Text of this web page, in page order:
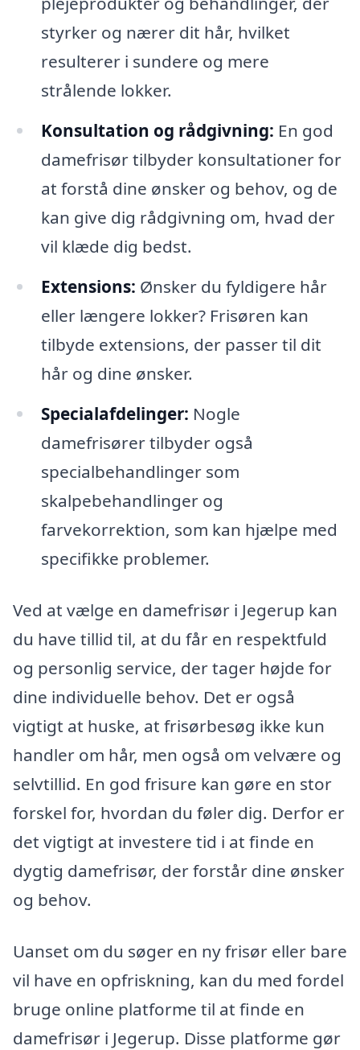
styrker og nærer dit hår, hvilket
resulterer i sundere og mere
strålende lokker.
Konsultation og rådgivning: En god
damefrisør tilbyder konsultationer for
at forstå dine ønsker og behov, og de
kan give dig rådgivning om, hvad der
vil klæde dig bedst.
Extensions: Ønsker du fyldigere hår
eller længere lokker? Frisøren kan
tilbyde extensions, der passer til dit
hår og dine ønsker.
Specialafdelinger: Nogle
damefrisører tilbyder også
specialbehandlinger som
skalpebehandlinger og
farvekorrektion, som kan hjælpe med
specifikke problemer.
Ved at vælge en damefrisør i Jegerup kan
du have tillid til, at du får en respektfuld
og personlig service, der tager højde for
dine individuelle behov. Det er også
vigtigt at huske, at frisørbesøg ikke kun
handler om hår, men også om velvære og
selvtillid. En god frisure kan gøre en stor
forskel for, hvordan du føler dig. Derfor er
det vigtigt at investere tid i at finde en
dygtig damefrisør, der forstår dine ønsker
og behov.
Uanset om du søger en ny frisør eller bare
vil have en opfriskning, kan du med fordel
bruge online platforme til at finde en
damefrisør i Jegerup. Disse platforme gør